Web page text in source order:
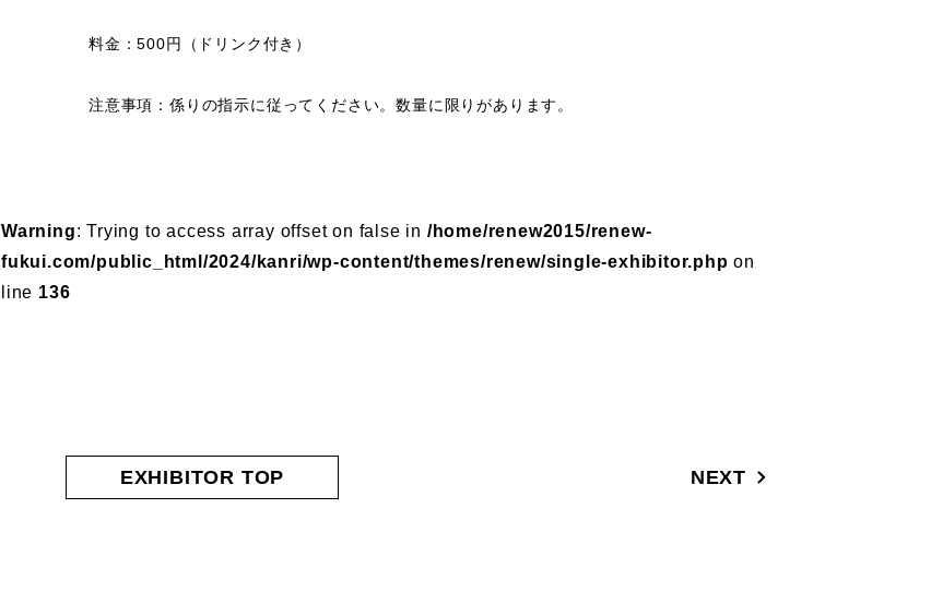
料金：500円（ドリンク付き）
注意事項： 係りの指示に従ってください。数量に限りがあります。
Warning: Trying to access array offset on false in /home/renew2015/renew-
fukui.com/public_html/2024/kanri/wp-content/themes/renew/single-exhibitor.php on
line 136
EXHIBITOR TOP NEXT